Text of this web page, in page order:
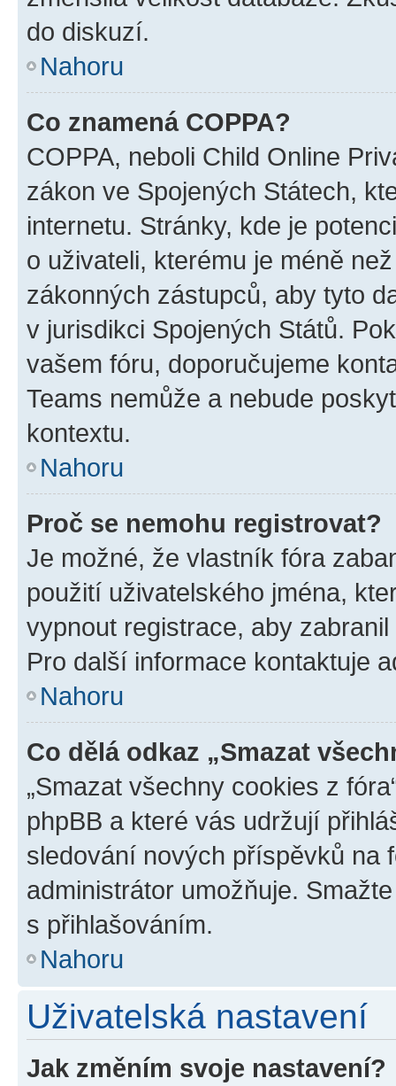
do diskuzí.
Nahoru
Co znamená COPPA?
COPPA, neboli Child Online
zákon ve Spojených Státech,
internetu. Stránky, kde je
o uživateli, kterému je méně
zákonných zástupců, aby tyto
v jurisdikci Spojených Států.
vašem fóru, doporučujeme
Teams nemůže a nebude
kontextu.
Nahoru
Proč se nemohu registrovat?
Je možné, že vlastník fóra
použití uživatelského jména,
vypnout registrace, aby
Pro další informace kontaktuje
Nahoru
Co dělá odkaz „Smazat
„Smazat všechny cookies z
phpBB a které vás udržují
sledování nových příspěvků na
administrátor umožňuje.
s přihlašováním.
Nahoru
Uživatelská nastavení
Jak změním svoje nastavení?